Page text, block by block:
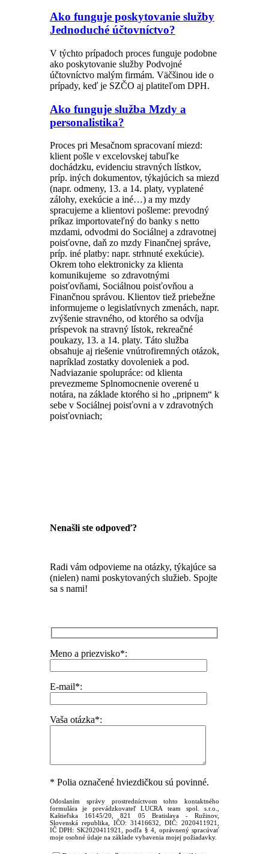
Ako funguje poskytovanie služby
Jednoduché účtovníctvo?
V týchto prípadoch proces funguje podobne
ako poskytovanie služby Podvojné
účtovníctvo malým firmám. Väčšinou ide o
prípady, keď je SZČO aj platiteľom DPH.
Ako funguje služba Mzdy a
personalistika?
Proces pri Mesačnom spracovaní miezd:
klient pošle v excelovskej tabuľke
dochádzku, evidenciu stravných lístkov,
príp. iných dokumentov, týkajúcich sa miezd
(napr. odmeny, 13. a 14. platy, vyplatené
zálohy, exekúcie a iné…) a my mzdy
spracujeme a klientovi pošleme: prevodný
príkaz importovateľný do banky s netto
mzdami, odvodmi do Sociálnej a zdravotnej
poisťovne, daň zo mzdy Finančnej správe,
príp. iné platby: napr. strhnuté exekúcie).
Okrem toho elektronicky za klienta
komunikujeme so zdravotnými
poisťovňami, Sociálnou poisťovňou a
Finančnou správou. Klientov tiež priebežne
informujeme o legislatívnych zmenách, napr.
zvýšenie stravného, od ktorého sa odvíja
príspevok na stravný lístok, rekreačné
poukazy, 13. a 14. platy. Táto služba
obsahuje aj riešenie vnútrofiremných otázok,
napríklad zostatky dovoleniek a pod.
Nadviazanie spolupráce: od klienta
prevezmeme Splnomocnenie overené u
notára, na základe ktorého si ho „pripnem“ k
sebe v Sociálnej poisťovni a v zdravotných
poisťovniach;
Nenašli ste odpoveď?
Radi vám odpovieme na otázky, týkajúce sa
(nielen) nami poskytovaných služieb. Spojte
sa s nami!
Meno a priezvisko*:
E-mail*:
Vaša otázka*:
* Polia označené hviezdičkou sú povinné.
Odoslaním správy prostredníctvom tohto kontaktného
formulára je prevádzkovateľ LUCRA team spol. s.r.o.,
Kaštieľska 16145/20, 821 05 Bratislava - Ružinov,
Slovenská republika, IČO: 31416632, DIČ: 2020411921,
IČ DPH: SK2020411921, podľa § 4, oprávnený spracúvať
moje osobné údaje na základe vybavenia mojej požiadavky.